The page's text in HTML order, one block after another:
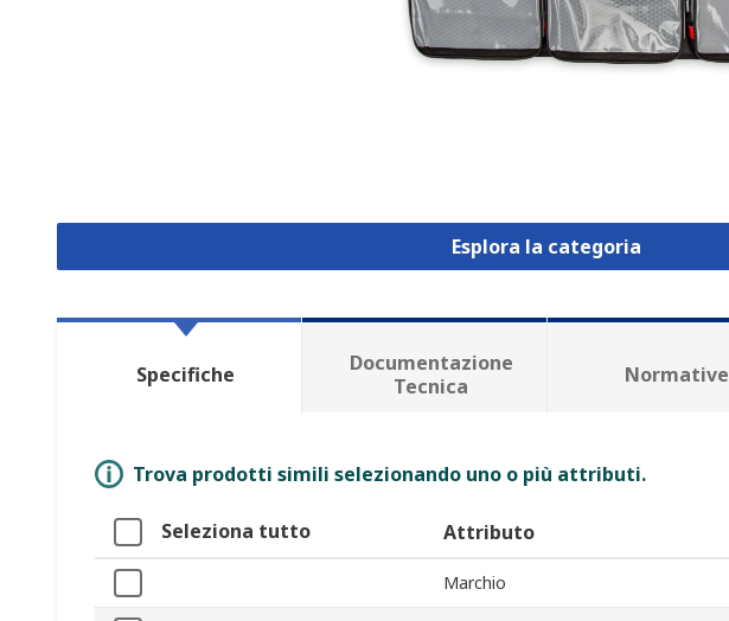
Esplora la categoria
Specifiche
Documentazione
Tecnica
Normative
Trova prodotti simili selezionando uno o più attributi.
Seleziona tutto Attributo
Marchio